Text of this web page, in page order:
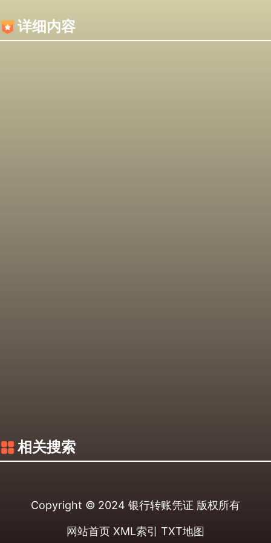
详细内容
相关搜索
Copyright © 2024 银行转账凭证 版权所有
网站首页 XML索引 TXT地图